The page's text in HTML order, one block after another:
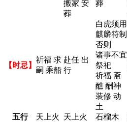
搬家 安
葬
葬
【时忌】
祈福 求
嗣 乘船
赴任 出
行
白虎须用
麒麟符制
否则
诸事不宜
祭祀
祈福 斋
醮 酬神
装修 动
土
五行 天上火 天上火 石榴木